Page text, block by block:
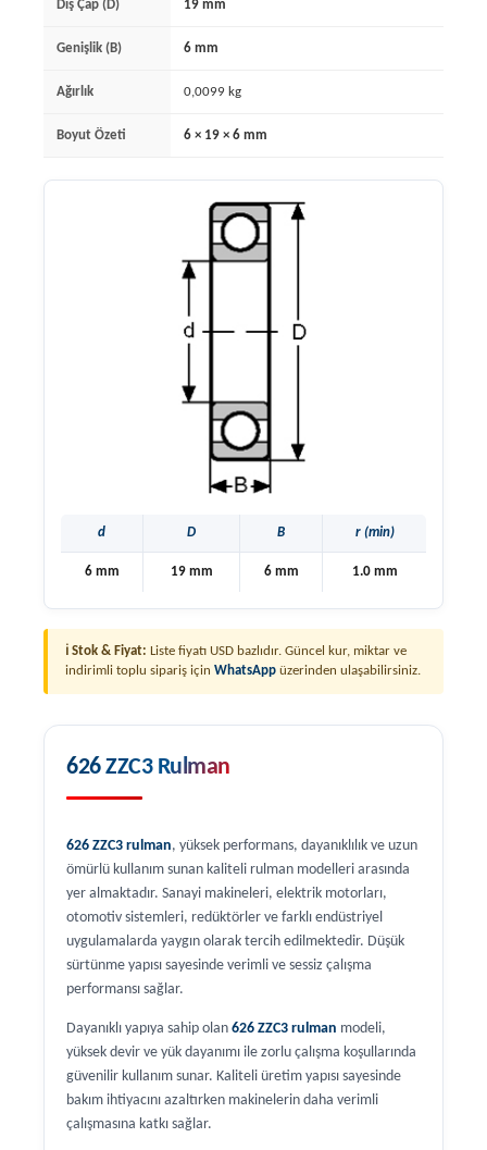
Dış Çap (D) 19 mm
Genişlik (B) 6 mm
Ağırlık 0,0099 kg
Boyut Özeti 6 × 19 × 6 mm
d D B r (min)
6 mm 19 mm 6 mm 1.0 mm
ℹ Stok & Fiyat: Liste fiyatı USD bazlıdır. Güncel kur, miktar ve
indirimli toplu sipariş için WhatsApp üzerinden ulaşabilirsiniz.
626 ZZC3 Rulman
626 ZZC3 rulman, yüksek performans, dayanıklılık ve uzun
ömürlü kullanım sunan kaliteli rulman modelleri arasında
yer almaktadır. Sanayi makineleri, elektrik motorları,
otomotiv sistemleri, redüktörler ve farklı endüstriyel
uygulamalarda yaygın olarak tercih edilmektedir. Düşük
sürtünme yapısı sayesinde verimli ve sessiz çalışma
performansı sağlar.
Dayanıklı yapıya sahip olan 626 ZZC3 rulman modeli,
yüksek devir ve yük dayanımı ile zorlu çalışma koşullarında
güvenilir kullanım sunar. Kaliteli üretim yapısı sayesinde
bakım ihtiyacını azaltırken makinelerin daha verimli
çalışmasına katkı sağlar.